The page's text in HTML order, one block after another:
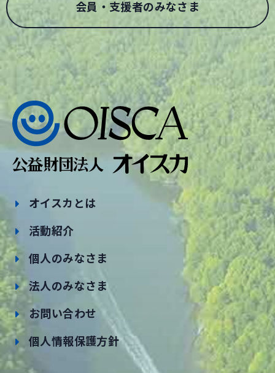
会員・支援者のみなさま
オイスカとは
活動紹介
個人のみなさま
法人のみなさま
お問い合わせ
個人情報保護方針